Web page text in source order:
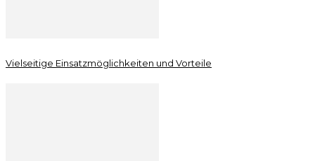
Vielseitige Einsatzmöglichkeiten und Vorteile